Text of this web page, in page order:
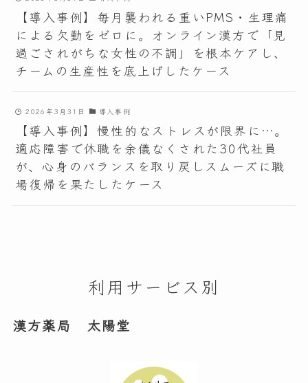
【導入事例】毎月襲われる重いPMS・生理痛
による欠勤をゼロに。オンライン漢方で「見
過ごされがちな女性の不調」を根本ケアし、
チームの生産性を底上げしたケース
2026年3月31日 導入事例
【導入事例】慢性的なストレスが限界に…。
適応障害で休職を余儀なくされた30代社員
が、心身のバランスを取り戻しスムーズに職
場復帰を果たしたケース
利用サービス別
漢方薬局 太陽堂